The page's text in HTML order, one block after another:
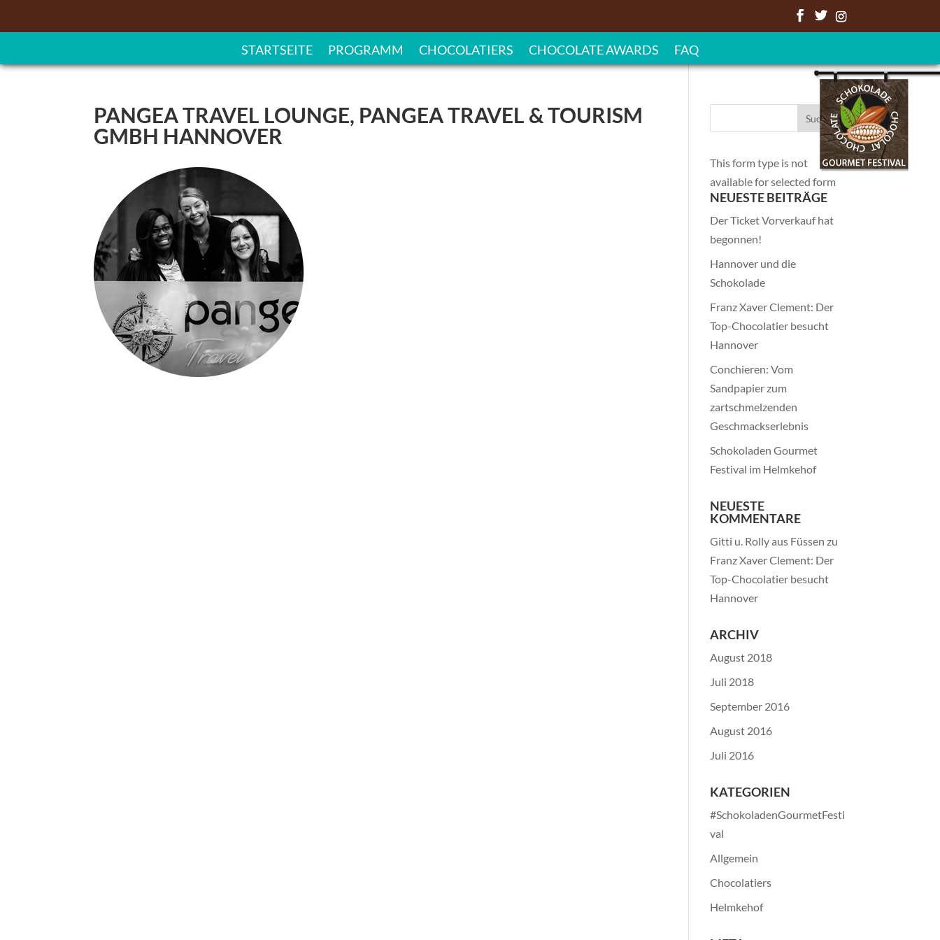
STARTSEITE PROGRAMM CHOCOLATIERS CHOCOLATE AWARDS FAQ
PANGEA TRAVEL LOUNGE, PANGEA TRAVEL & TOURISM
GMBH HANNOVER
This form type is not
available for selected form
NEUESTE BEITRÄGE
Der Ticket Vorverkauf hat
begonnen!
Hannover und die
Schokolade
Franz Xaver Clement: Der
Top-Chocolatier besucht
Hannover
Conchieren: Vom
Sandpapier zum
zartschmelzenden
Geschmackserlebnis
Schokoladen Gourmet
Festival im Helmkehof
NEUESTE
KOMMENTARE
Gitti u. Rolly aus Füssen zu
Franz Xaver Clement: Der
Top-Chocolatier besucht
Hannover
ARCHIV
August 2018
Juli 2018
September 2016
August 2016
Juli 2016
KATEGORIEN
#SchokoladenGourmetFesti
val
Allgemein
Chocolatiers
Helmkehof